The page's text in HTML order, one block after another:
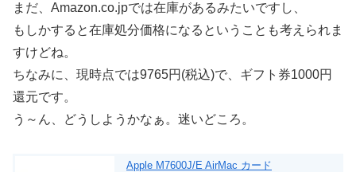
まだ、Amazon.co.jpでは在庫があるみたいですし、
もしかすると在庫処分価格になるということも考えられま
すけどね。
ちなみに、現時点では9765円(税込)で、ギフト券1000円
還元です。
う～ん、どうしようかなぁ。迷いどころ。
Apple M7600J/E AirMac カード